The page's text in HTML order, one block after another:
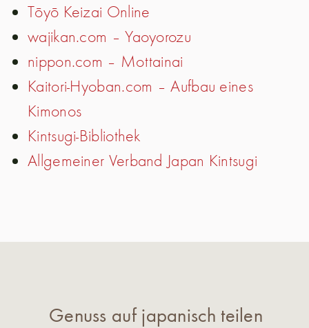
Tōyō Keizai Online
wajikan.com – Yaoyorozu
nippon.com – Mottainai
Kaitori-Hyoban.com – Aufbau eines
Kimonos
Kintsugi-Bibliothek
Allgemeiner Verband Japan Kintsugi
Genuss auf japanisch teilen